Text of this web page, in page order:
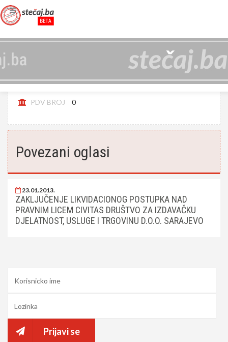
CIVITAS D.O.O. SARAJEVO - LIKVIDIRAN
JIB 4200187800009
PDV BROJ
0
Povezani oglasi
23.01.2013.
ZAKLJUČENJE LIKVIDACIONOG POSTUPKA NAD
PRAVNIM LICEM CIVITAS DRUŠTVO ZA IZDAVAČKU
DJELATNOST, USLUGE I TRGOVINU D.O.O. SARAJEVO
Prijavi se